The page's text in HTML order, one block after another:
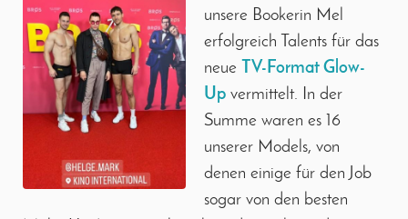
unsere Bookerin Mel
erfolgreich Talents für das
neue TV-Format Glow-
Up vermittelt. In der
Summe waren es 16
unserer Models, von
denen einige für den Job
sogar von den besten